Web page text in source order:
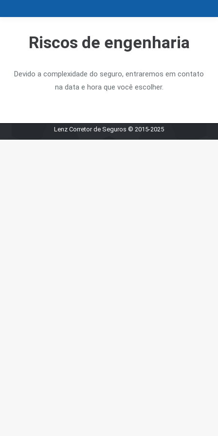
Riscos de engenharia
Devido a complexidade do seguro, entraremos em contato
na data e hora que você escolher.
Lenz Corretor de Seguros © 2015-2025